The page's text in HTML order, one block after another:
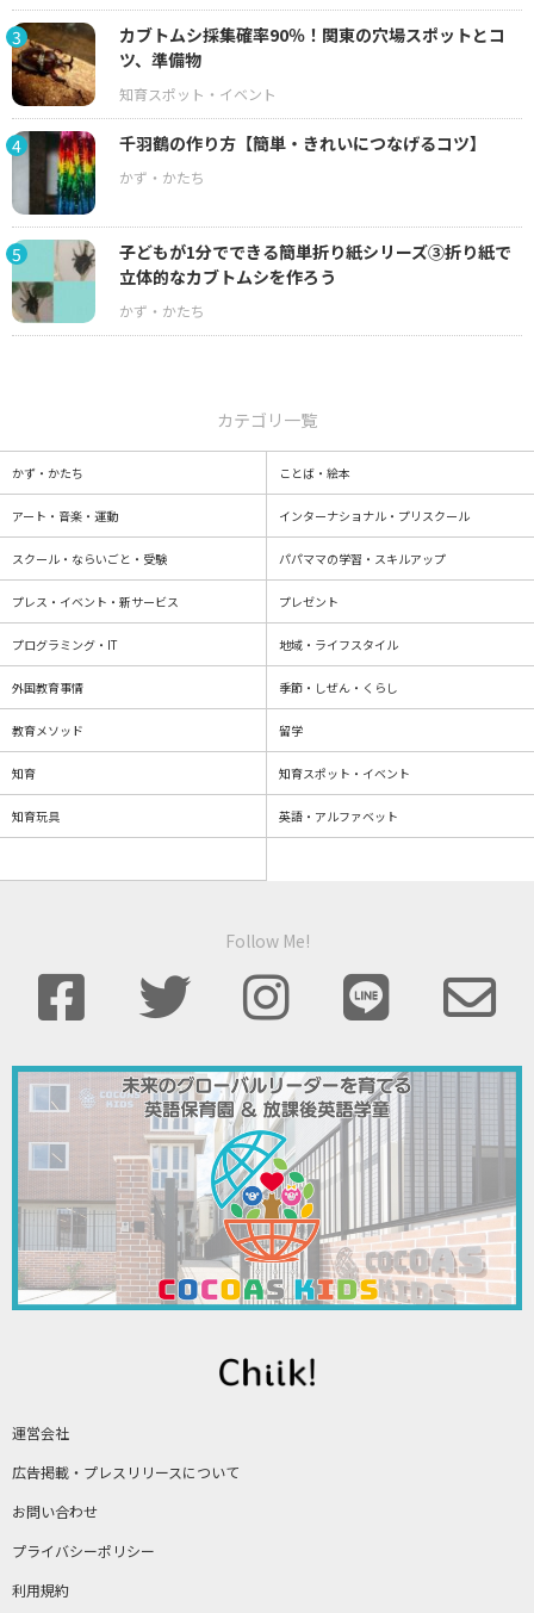
3
カブトムシ採集確率90％！関東の穴場スポットとコ
ツ、準備物
4 千羽鶴の作り方【簡単・きれいにつなげるコツ】
5
子どもが1分でできる簡単折り紙シリーズ③折り紙で
立体的なカブトムシを作ろう
運営会社
広告掲載・プレスリリースについて
お問い合わせ
プライバシーポリシー
利用規約
カテゴリ一覧
かず・かたち ことば・絵本
アート・音楽・運動 インターナショナル・プリスクール
スクール・ならいごと・受験 パパママの学習・スキルアップ
プレス・イベント・新サービス プレゼント
プログラミング・IT 地域・ライフスタイル
外国教育事情 季節・しぜん・くらし
教育メソッド 留学
知育 知育スポット・イベント
知育玩具 英語・アルファベット
Follow Me!